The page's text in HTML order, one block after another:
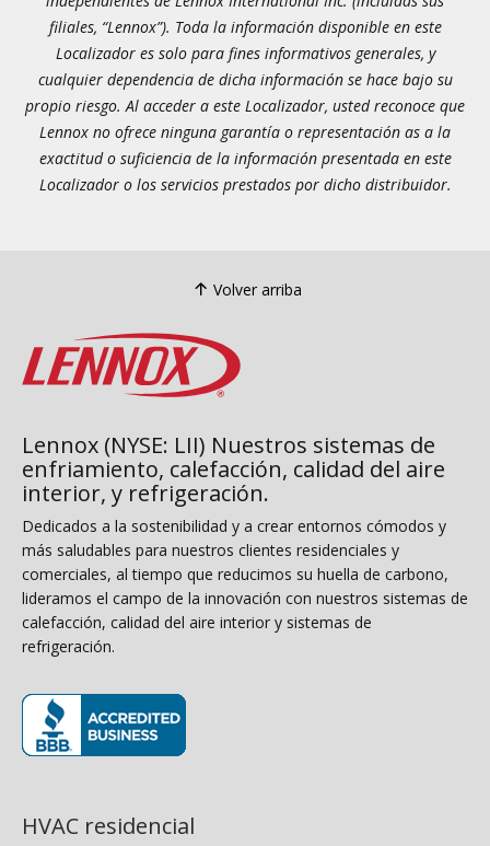
filiales, “Lennox”). Toda la información disponible en este
Localizador es solo para fines informativos generales, y
cualquier dependencia de dicha información se hace bajo su
propio riesgo. Al acceder a este Localizador, usted reconoce que
Lennox no ofrece ninguna garantía o representación as a la
exactitud o suficiencia de la información presentada en este
Localizador o los servicios prestados por dicho distribuidor.
Volver arriba
Lennox (NYSE: LII) Nuestros sistemas de
enfriamiento, calefacción, calidad del aire
interior, y refrigeración.
Dedicados a la sostenibilidad y a crear entornos cómodos y
más saludables para nuestros clientes residenciales y
comerciales, al tiempo que reducimos su huella de carbono,
lideramos el campo de la innovación con nuestros sistemas de
calefacción, calidad del aire interior y sistemas de
refrigeración.
HVAC residencial